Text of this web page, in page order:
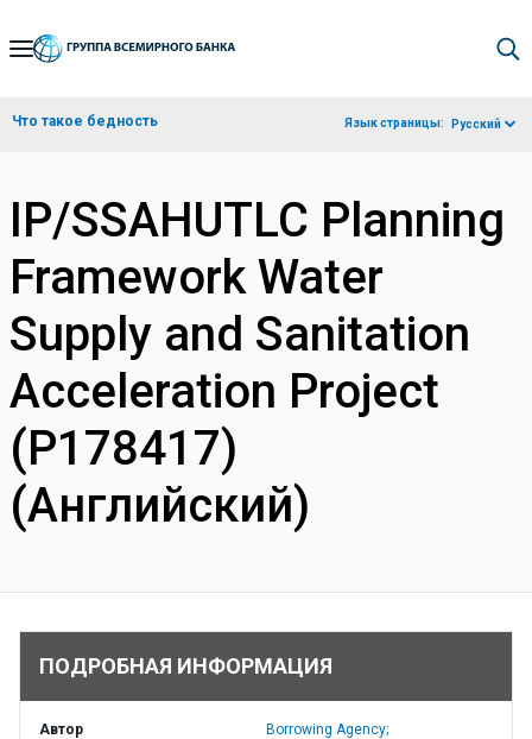
Skip
Navigation
Что такое бедность Язык страницы: Русский
IP/SSAHUTLC Planning
Framework Water
Supply and Sanitation
Acceleration Project
(P178417)
(Английский)
ПОДРОБНАЯ ИНФОРМАЦИЯ
Автор Borrowing Agency;